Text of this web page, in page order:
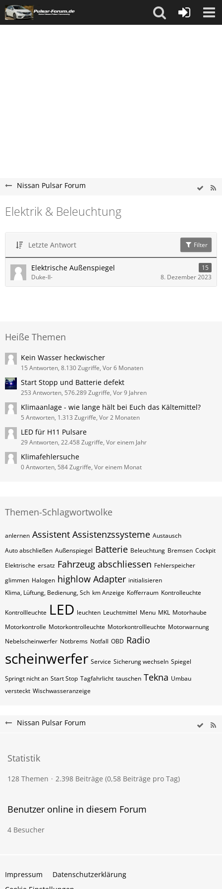
Nissan Pulsar Forum
Elektrik & Beleuchtung
Letzte Antwort Filter
Elektrische Außenspiegel
15
Duke-II-
8. Dezember 2023
Heiße Themen
Kein Wasser heckwischer
15 Antworten, 8.130 Zugriffe, Vor 6 Monaten
Start Stopp und Batterie defekt
253 Antworten, 576.289 Zugriffe, Vor 9 Jahren
Klimaanlage - wie lange hält bei Euch das Kältemittel?
5 Antworten, 1.313 Zugriffe, Vor 2 Monaten
LED für H11 Pulsare
29 Antworten, 22.458 Zugriffe, Vor einem Jahr
Klimafehlersuche
0 Antworten, 584 Zugriffe, Vor einem Monat
Themen-Schlagwortwolke
anlernen Assistent Assistenzssysteme Austausch
Auto abschließen Außenspiegel Batterie Beleuchtung Bremsen Cockpit
Elektrische ersatz Fahrzeug abschliessen Fehlerspeicher
glimmen Halogen highlow Adapter initialisieren
Klima, Lüftung, Bedienung, Sch km Anzeige Kofferraum Kontrolleuchte
Kontrollleuchte LED leuchten Leuchtmittel Menu MKL Motorhaube
Motorkontrolle Motorkontrolleuchte Motorkontrollleuchte Motorwarnung
Nebelscheinwerfer Notbrems Notfall OBD Radio
scheinwerfer Service Sicherung wechseln Spiegel
Springt nicht an Start Stop Tagfahrlicht tauschen Tekna Umbau
versteckt Wischwasseranzeige
Nissan Pulsar Forum
Statistik
128 Themen 2.398 Beiträge (0,58 Beiträge pro Tag)
Benutzer online in diesem Forum
4 Besucher
Impressum
Datenschutzerklärung